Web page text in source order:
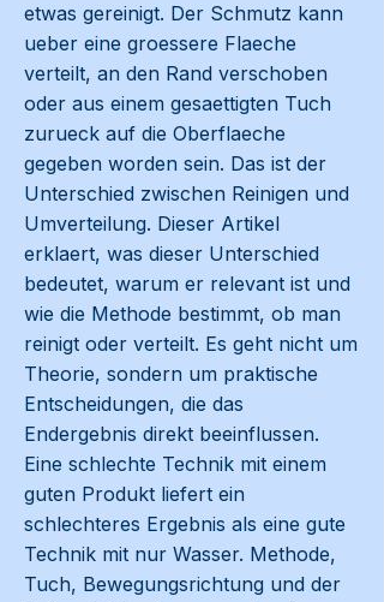
etwas gereinigt. Der Schmutz kann
ueber eine groessere Flaeche
verteilt, an den Rand verschoben
oder aus einem gesaettigten Tuch
zurueck auf die Oberflaeche
gegeben worden sein. Das ist der
Unterschied zwischen Reinigen und
Umverteilung. Dieser Artikel
erklaert, was dieser Unterschied
bedeutet, warum er relevant ist und
wie die Methode bestimmt, ob man
reinigt oder verteilt. Es geht nicht um
Theorie, sondern um praktische
Entscheidungen, die das
Endergebnis direkt beeinflussen.
Eine schlechte Technik mit einem
guten Produkt liefert ein
schlechteres Ergebnis als eine gute
Technik mit nur Wasser. Methode,
Tuch, Bewegungsrichtung und der